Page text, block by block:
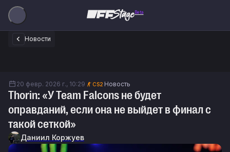
Beta
Новости
20 февр. 2026 г., 10:29 CS2 Новость
Thorin: «У Team Falcons не будет
оправданий, если она не выйдет в финал с
такой сеткой»
Даниил Коржуев